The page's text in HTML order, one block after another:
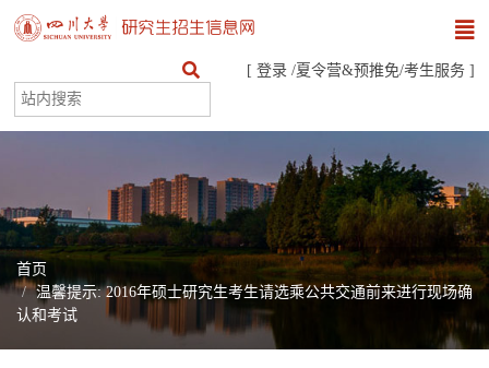
[ 登录 /夏令营&预推免/考生服务 ]
首页
温馨提示: 2016年硕士研究生考生请选乘公共交通前来进行现场确
认和考试